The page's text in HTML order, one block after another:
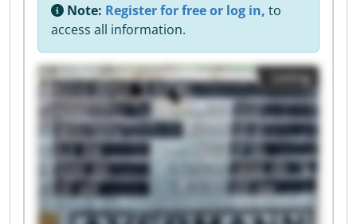
Note: Register for free or log in, to
access all information.
Listing